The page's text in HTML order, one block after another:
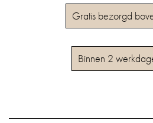
Gratis bezorgd
Binnen 2